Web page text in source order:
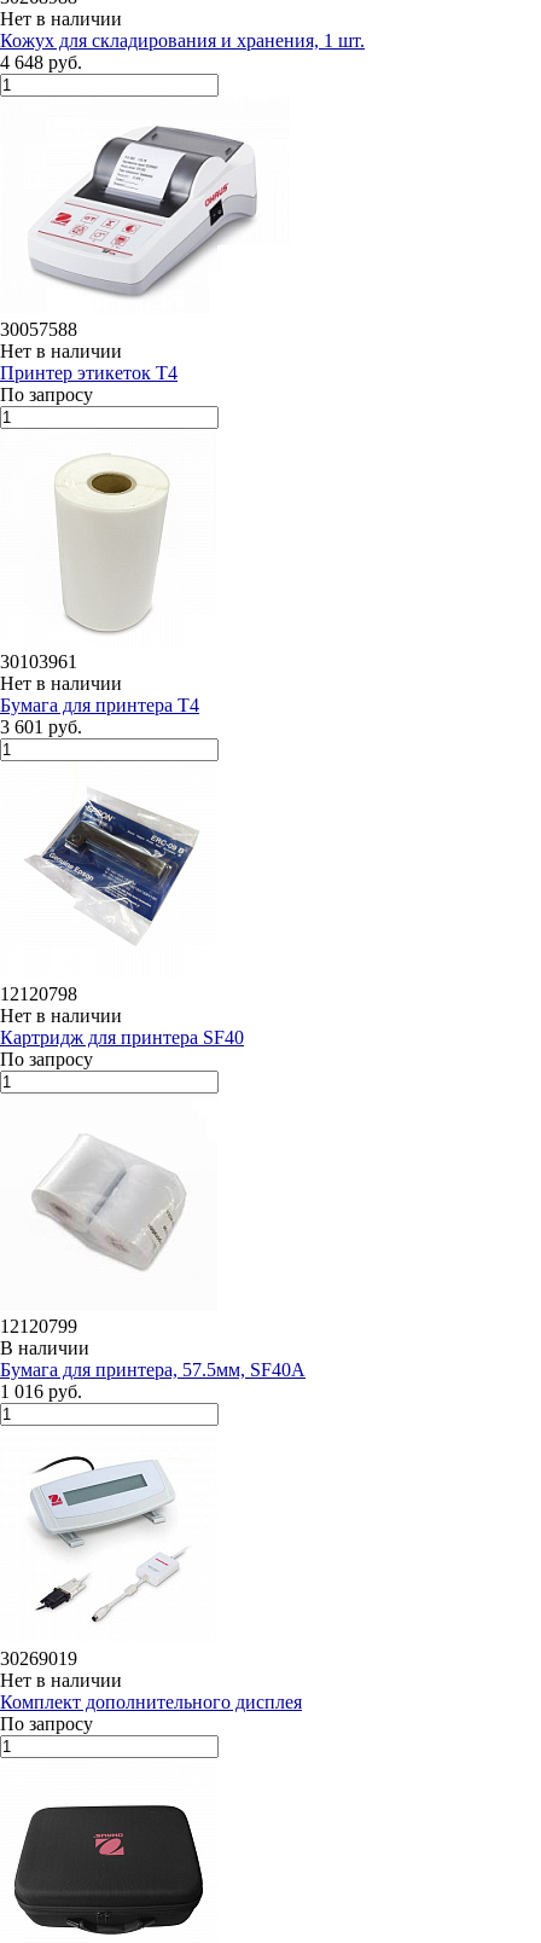
Нет в наличии
Кожух для складирования и хранения, 1 шт.
4 648 руб.
30057588
Нет в наличии
Принтер этикеток Т4
По запросу
30103961
Нет в наличии
Бумага для принтера Т4
3 601 руб.
12120798
Нет в наличии
Картридж для принтера SF40
По запросу
12120799
В наличии
Бумага для принтера, 57.5мм, SF40A
1 016 руб.
30269019
Нет в наличии
Комплект дополнительного дисплея
По запросу